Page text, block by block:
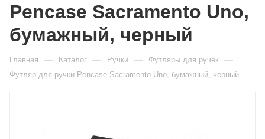
Pencase Sacramento Uno,
бумажный, черный
Главная — Каталог — Ручки — Футляры для ручек —
Футляр для ручки Pencase Sacramento Uno, бумажный, черный